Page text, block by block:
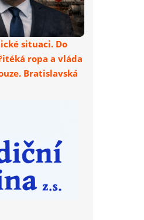
situaci. Do
ropa a vláda
Bratislavská